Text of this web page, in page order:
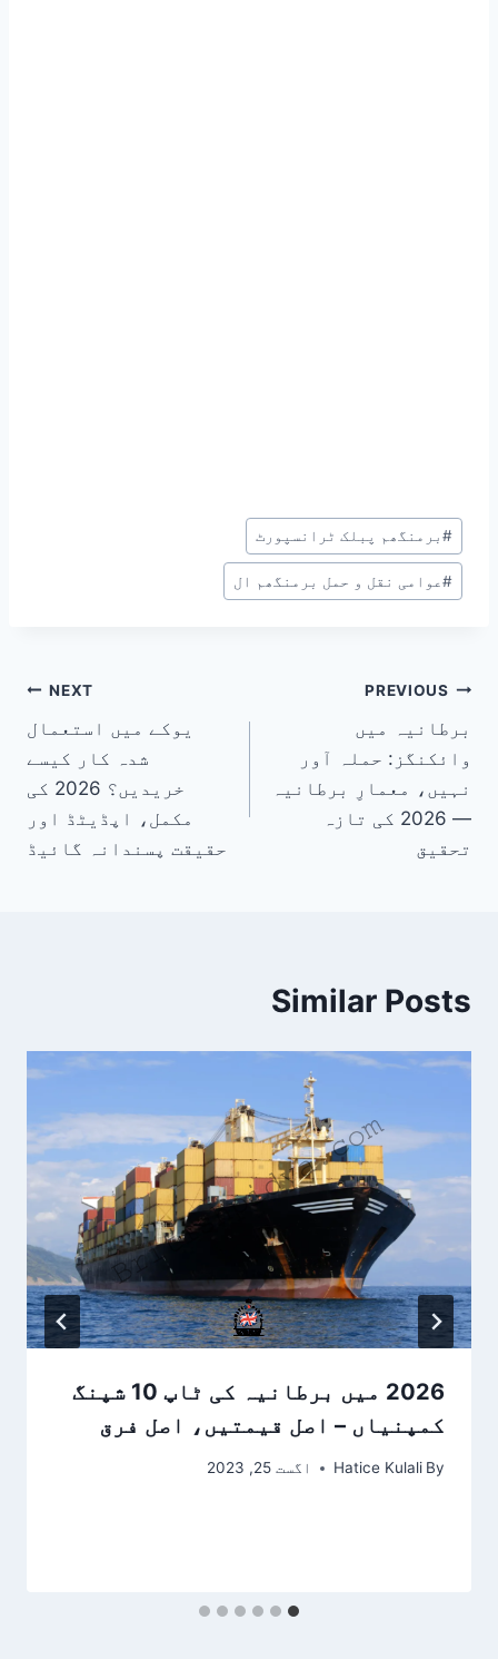
Post
Tags:
#برمنگھم پبلک ٹرانسپورٹ
#عوامی نقل و حمل برمنگھم ال
پوسٹوں
کی
نیویگیشن
PREVIOUS
برطانیہ میں
وائکنگز: حملہ آور
نہیں، معمارِ برطانیہ
— 2026 کی تازہ
تحقیق
NEXT
یوکے میں استعمال
شدہ کار کیسے
خریدیں؟ 2026 کی
مکمل، اپڈیٹڈ اور
حقیقت پسندانہ گائیڈ
Similar Posts
2026 میں برطانیہ کی ٹاپ 10 شپنگ
کمپنیاں – اصل قیمتیں، اصل فرق
By
Hatice Kulali اگست 25, 2023